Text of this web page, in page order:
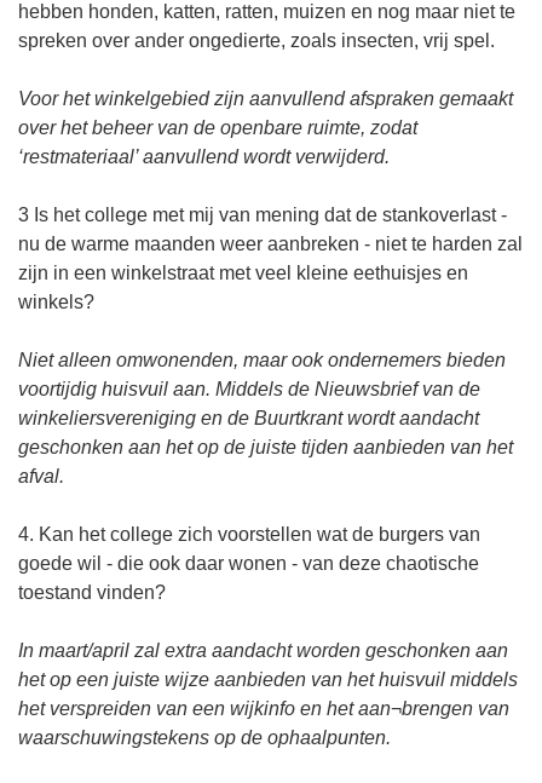
hebben honden, katten, ratten, muizen en nog maar niet te
spreken over ander ongedierte, zoals insecten, vrij spel.
Voor het winkelgebied zijn aanvullend afspraken gemaakt
over het beheer van de openbare ruimte, zodat
‘restmateriaal’ aanvullend wordt verwijderd.
3 Is het college met mij van mening dat de stankoverlast -
nu de warme maanden weer aanbreken - niet te harden zal
zijn in een winkelstraat met veel kleine eethuisjes en
winkels?
Niet alleen omwonenden, maar ook ondernemers bieden
voortijdig huisvuil aan. Middels de Nieuwsbrief van de
winkeliersvereniging en de Buurtkrant wordt aandacht
geschonken aan het op de juiste tijden aanbieden van het
afval.
4. Kan het college zich voorstellen wat de burgers van
goede wil - die ook daar wonen - van deze chaotische
toestand vinden?
In maart/april zal extra aandacht worden geschonken aan
het op een juiste wijze aanbieden van het huisvuil middels
het verspreiden van een wijkinfo en het aan¬brengen van
waarschuwingstekens op de ophaalpunten.